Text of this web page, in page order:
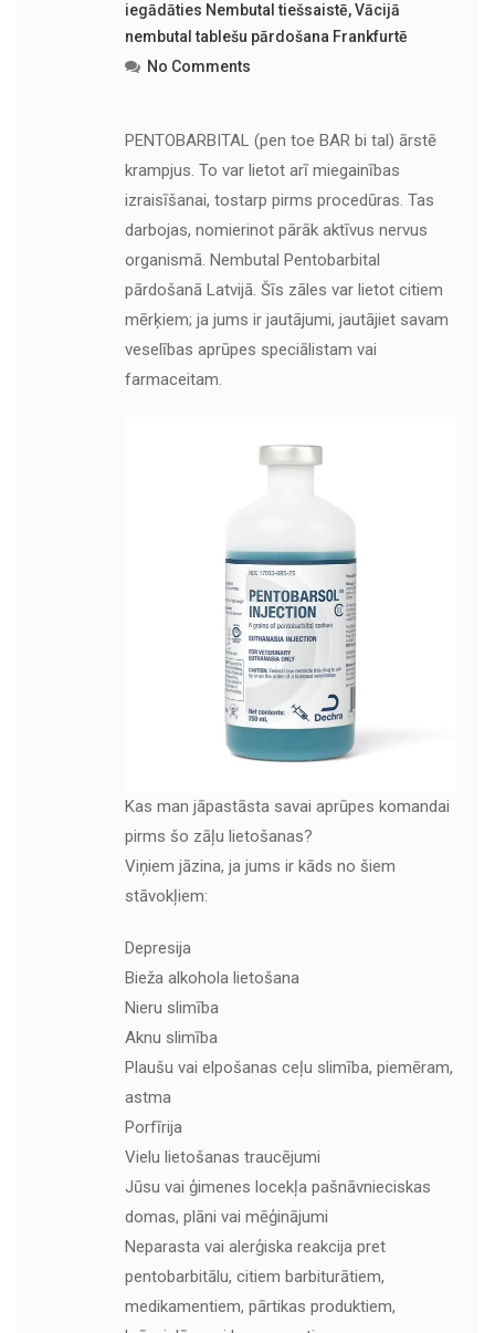
iegādāties Nembutal tiešsaistē,Vācijā
nembutal tablešu pārdošana Frankfurtē
No Comments
PENTOBARBITAL (pen toe BAR bi tal) ārstē
krampjus. To var lietot arī miegainības
izraisīšanai, tostarp pirms procedūras. Tas
darbojas, nomierinot pārāk aktīvus nervus
organismā. Nembutal Pentobarbital
pārdošanā Latvijā. Šīs zāles var lietot citiem
mērķiem; ja jums ir jautājumi, jautājiet savam
veselības aprūpes speciālistam vai
farmaceitam.
Kas man jāpastāsta savai aprūpes komandai
pirms šo zāļu lietošanas?
Viņiem jāzina, ja jums ir kāds no šiem
stāvokļiem:
Depresija
Bieža alkohola lietošana
Nieru slimība
Aknu slimība
Plaušu vai elpošanas ceļu slimība, piemēram,
astma
Porfīrija
Vielu lietošanas traucējumi
Jūsu vai ģimenes locekļa pašnāvnieciskas
domas, plāni vai mēģinājumi
Neparasta vai alerģiska reakcija pret
pentobarbitālu, citiem barbiturātiem,
medikamentiem, pārtikas produktiem,